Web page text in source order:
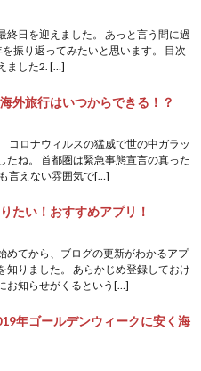
終日を迎えました。 あっと言う間に過
振り返ってみたいと思います。 目次
ました2. […]
外旅行はいつからできる！？
コロナウィルスの猛威で世の中ガラッ
たね。 首都圏は緊急事態宣言の真った
言えない雰囲気で[…]
たい！おすすめアプリ！
めてから、ブログの更新がわかるアプ
知りました。 あらかじめ登録しておけ
お知らせがくるという[…]
年ゴールデンウィークに安く海